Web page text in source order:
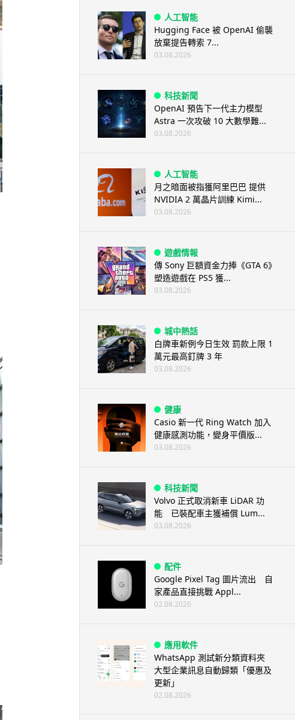
人工智能
Hugging Face 被 OpenAI 偷襲
放棄提告轉索 7...
03.08.2026
科技新聞
OpenAI 預告下一代主力模型
Astra 一次攻破 10 大數學難...
03.08.2026
人工智能
月之暗面被指獲阿里巴巴 提供
NVIDIA 2 萬晶片訓練 Kimi...
03.08.2026
遊戲情報
傳 Sony 巨額資金力捧《GTA 6》
塑造遊戲在 PS5 獲...
03.08.2026
城中熱話
白牌車新例今日生效 罰款上限 1
萬元最高釘牌 3 年
03.08.2026
健康
Casio 新一代 Ring Watch 加入
健康感測功能，變身平價版...
03.08.2026
科技新聞
Volvo 正式取消新車 LiDAR 功
能 已裝配車主獲補償 Lum...
03.08.2026
配件
Google Pixel Tag 圖片流出 自
家產品直接挑戰 Appl...
02.08.2026
應用軟件
WhatsApp 測試新分類資料夾
大型企業訊息自動歸類「優惠及
更新」
02.08.2026